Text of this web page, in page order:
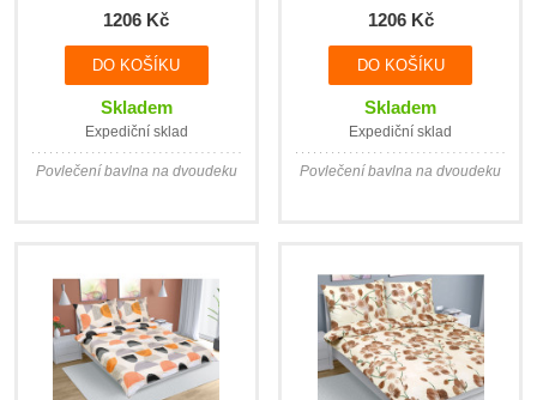
1206 Kč
Skladem
Expediční sklad
Povlečení bavlna na dvoudeku
1206 Kč
Skladem
Expediční sklad
Povlečení bavlna na dvoudeku